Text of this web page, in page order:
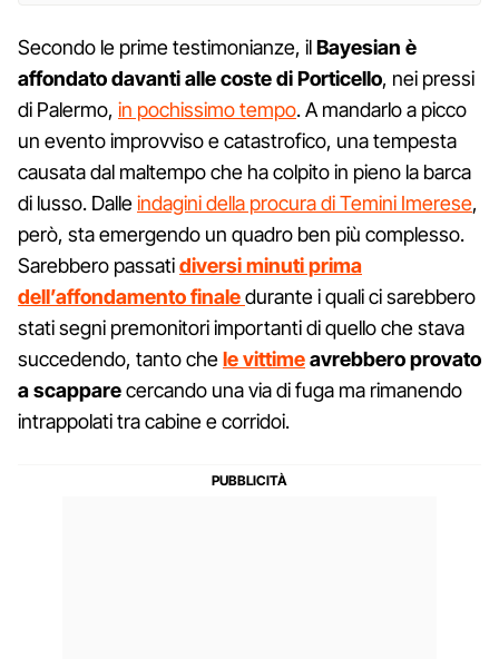
Secondo le prime testimonianze, ilBayesian è
affondato davanti alle coste di Porticello, nei pressi
di Palermo, in pochissimo tempo. A mandarlo a picco
un evento improvviso e catastrofico, una tempesta
causata dal maltempo che ha colpito in pieno la barca
di lusso. Dalleindagini della procura di Temini Imerese,
però, sta emergendo un quadro ben più complesso.
Sarebbero passatidiversi minuti prima
dell’affondamento finaledurante i quali ci sarebbero
stati segni premonitori importanti di quello che stava
succedendo, tanto chelevittimeavrebbero provato
a scapparecercando una via di fuga ma rimanendo
intrappolati tra cabine e corridoi.